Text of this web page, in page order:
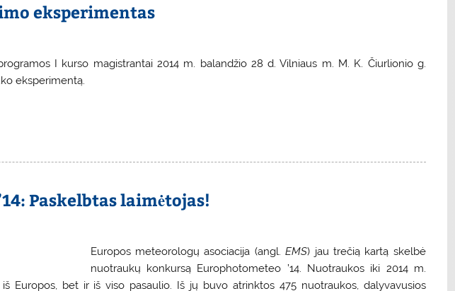
eksperimentas
I kurso magistrantai 2014 m. balandžio 28 d. Vilniaus m. M. K. Čiurlionio g.
eksperimentą.
Paskelbtas laimėtojas!
Europos meteorologų asociacija (angl.EMS) jau trečią kartą skelbė
nuotraukų konkursą Europhotometeo ’14. Nuotraukos iki 2014 m.
Europos, bet ir iš viso pasaulio. Iš jų buvo atrinktos 475 nuotraukos, dalyvavusios